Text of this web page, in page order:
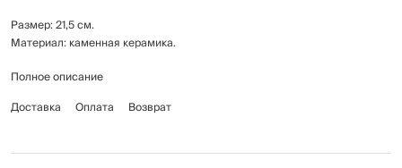
Размер: 21,5 см.
Материал: каменная керамика.
Подходит для использования в микроволновой печи.
Не использовать для ухода абразивные чистящие средства и жесткие
Можно мыть в посудомоечной машине.
Полное описание
Доставка
Оплата Возврат